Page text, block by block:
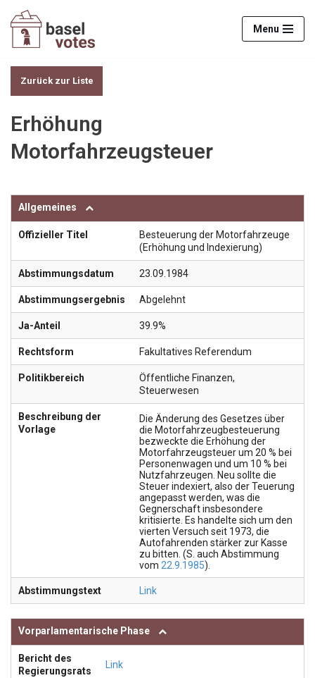
Zum
Menu
Zurück zur Liste
Erhöhung
Motorfahrzeugsteuer
Allgemeines
Offizieller Titel
Besteuerung der Motorfahrzeuge
(Erhöhung und Indexierung)
Abstimmungsdatum 23.09.1984
Abstimmungsergebnis Abgelehnt
Ja-Anteil 39.9%
Rechtsform Fakultatives Referendum
Politikbereich Öffentliche Finanzen,
Steuerwesen
Beschreibung der
Vorlage
Die Änderung des Gesetzes über
die Motorfahrzeugbesteuerung
bezweckte die Erhöhung der
Motorfahrzeugsteuer um 20 % bei
Personenwagen und um 10 % bei
Nutzfahrzeugen. Neu sollte die
Steuer indexiert, also der Teuerung
angepasst werden, was die
Gegnerschaft insbesondere
kritisierte. Es handelte sich um den
vierten Versuch seit 1973, die
Autofahrenden stärker zur Kasse
zu bitten. (S. auch Abstimmung
vom 22.9.1985).
Abstimmungstext Link
Vorparlamentarische Phase
Bericht des
Regierungsrats
Link